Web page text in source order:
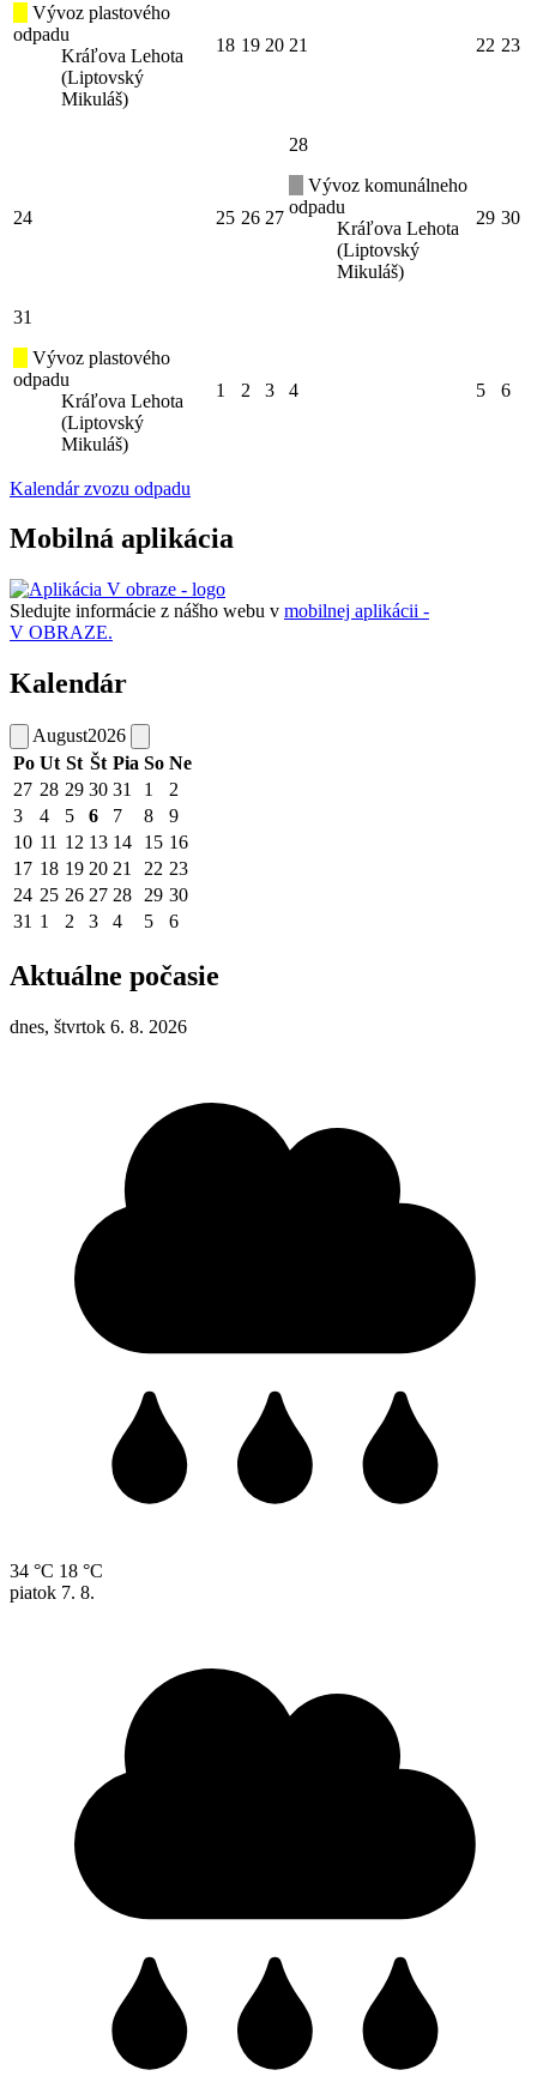
Vývoz plastového
odpadu
Kráľova Lehota
(Liptovský
Mikuláš)
18 19 20 21 22 23
24 25 26 27
28
Vývoz komunálneho
odpadu
Kráľova Lehota
(Liptovský
Mikuláš)
29 30
31
Vývoz plastového
odpadu
Kráľova Lehota
(Liptovský
Mikuláš)
1 2 3 4 5 6
Kalendár zvozu odpadu
Mobilná aplikácia
Sledujte informácie z nášho webu v mobilnej aplikácii -
V OBRAZE.
Kalendár
August2026
Po Ut St Št Pia So Ne
27 28 29 30 31 1
2
3
4 5 6 7 8
9
10 11 12 13 14 15 16
17 18 19 20 21 22 23
24 25 26 27 28 29 30
31 1 2 3 4 5 6
Aktuálne počasie
dnes, štvrtok 6. 8. 2026
34 °C 18 °C
piatok 7. 8.